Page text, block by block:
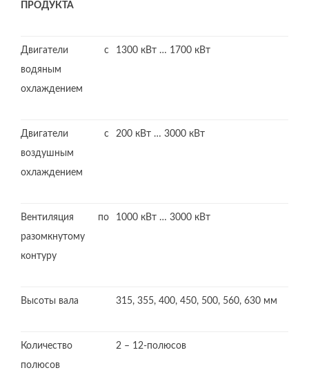
ПРОДУКТА
Двигатели с
водяным
охлаждением
1300 кВт … 1700 кВт
Двигатели с
воздушным
охлаждением
200 кВт … 3000 кВт
Вентиляция по
разомкнутому
контуру
1000 кВт … 3000 кВт
Высоты вала 315, 355, 400, 450, 500, 560, 630 мм
Количество
полюсов
2 – 12-полюсов